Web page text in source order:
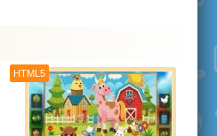
HTML5